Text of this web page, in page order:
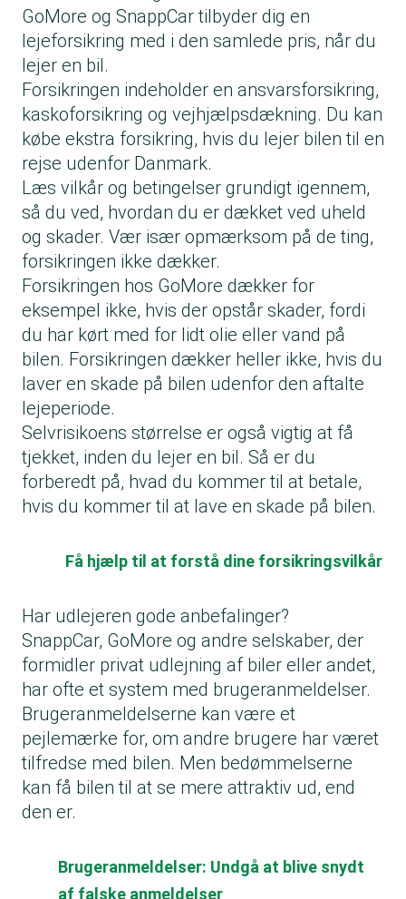
GoMore og SnappCar tilbyder dig en
lejeforsikring med i den samlede pris, når du
lejer en bil.
Forsikringen indeholder en ansvarsforsikring,
kaskoforsikring og vejhjælpsdækning. Du kan
købe ekstra forsikring, hvis du lejer bilen til en
rejse udenfor Danmark.
Læs vilkår og betingelser grundigt igennem,
så du ved, hvordan du er dækket ved uheld
og skader. Vær især opmærksom på de ting,
forsikringen ikke dækker.
Forsikringen hos GoMore dækker for
eksempel ikke, hvis der opstår skader, fordi
du har kørt med for lidt olie eller vand på
bilen. Forsikringen dækker heller ikke, hvis du
laver en skade på bilen udenfor den aftalte
lejeperiode.
Selvrisikoens størrelse er også vigtig at få
tjekket, inden du lejer en bil. Så er du
forberedt på, hvad du kommer til at betale,
hvis du kommer til at lave en skade på bilen.
Få hjælp til at forstå dine forsikringsvilkår
Har udlejeren gode anbefalinger?
SnappCar, GoMore og andre selskaber, der
formidler privat udlejning af biler eller andet,
har ofte et system med brugeranmeldelser.
Brugeranmeldelserne kan være et
pejlemærke for, om andre brugere har været
tilfredse med bilen. Men bedømmelserne
kan få bilen til at se mere attraktiv ud, end
den er.
Brugeranmeldelser: Undgå at blive snydt
af falske anmeldelser